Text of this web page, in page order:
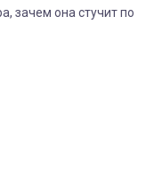
зачем она стучит по